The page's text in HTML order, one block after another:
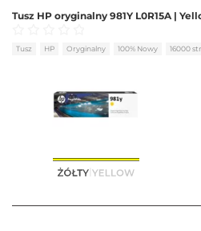
Tusz HP oryginalny 981Y L0R15A |
Oceniono0
Tusz HP Oryginalny 100% Nowy 16000 str.